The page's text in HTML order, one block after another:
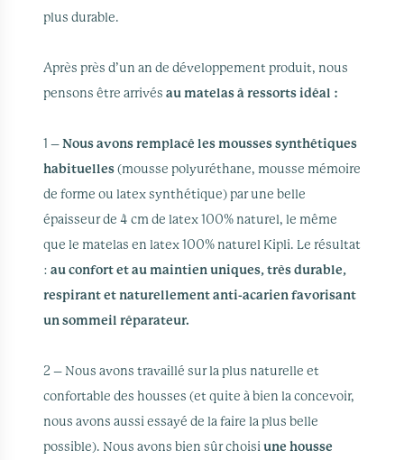
plus durable.
Après près d’un an de développement produit, nous
pensons être arrivés au matelas à ressorts idéal :
1 – Nous avons remplacé les mousses synthétiques
habituelles (mousse polyuréthane, mousse mémoire
de forme ou latex synthétique) par une belle
épaisseur de 4 cm de latex 100% naturel, le même
que le matelas en latex 100% naturel Kipli. Le résultat
: au confort et au maintien uniques, très durable,
respirant et naturellement anti-acarien favorisant
un sommeil réparateur.
2 – Nous avons travaillé sur la plus naturelle et
confortable des housses (et quite à bien la concevoir,
nous avons aussi essayé de la faire la plus belle
possible). Nous avons bien sûr choisi une housse